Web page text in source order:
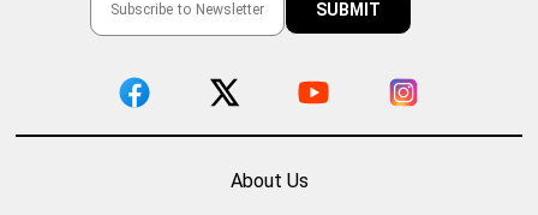
About Us